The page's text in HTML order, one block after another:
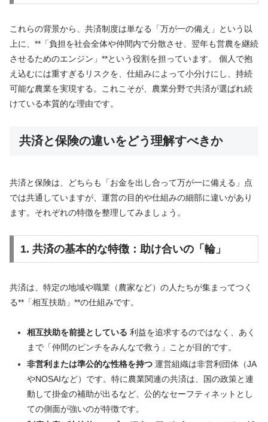
これらの背景から、共済制度は単なる「万が一の備え」という以
上に、**「負担を社会全体や仲間内で分散させ、翌年も営農を継続
させるためのエンジン」**という役割を担っています。 個人で抱
え込むには重すぎるリスクを、仕組みによって小分けにし、持続
可能な農業を実現する。これこそが、農業分野で共済が選ばれ続
けている本質的な理由です。
共済と保険の違いをどう理解すべきか
共済と保険は、どちらも「お金を出し合って万が一に備える」点
では共通していますが、運営の目的や仕組みの細部に違いがあり
ます。それぞれの特徴を整理してみましょう。
1. 共済の基本的な特徴：助け合いの「輪」
共済は、特定の地域や職業（農家など）の人たちが集まってつく
る**「相互扶助」**の仕組みです。
相互扶助を前提としている 利益を追求するのではなく、あく
まで「仲間のピンチをみんなで救う」ことが目的です。
非営利または準公的な性格を持つ運営組織は非営利団体（JA
やNOSAIなど）です。特に農業関連の共済は、国の政策と連
動して掛金の補助が出るなど、公的なセーフティネットとし
ての側面が強いのが特徴です。